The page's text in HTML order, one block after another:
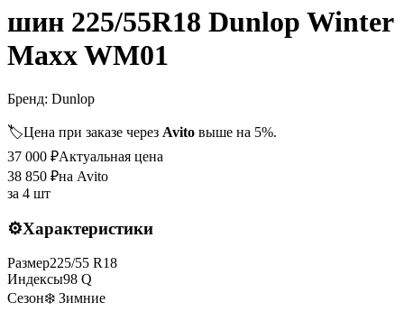
шин 225/55R18 Dunlop Winter
Maxx WM01
Бренд: Dunlop
🏷️Цена при заказе через Avito выше на 5%.
37 000 ₽Актуальная цена
38 850 ₽на Avito
за 4 шт
⚙️Характеристики
Размер225/55 R18
Индексы98 Q
Сезон❄️ Зимние